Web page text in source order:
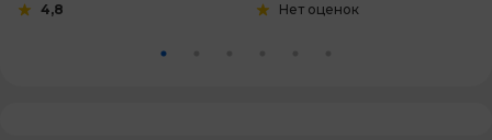
4,8 Нет оценок